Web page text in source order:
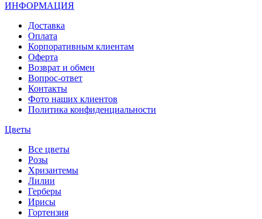
ИНФОРМАЦИЯ
Доставка
Оплата
Корпоративным клиентам
Оферта
Возврат и обмен
Вопрос-ответ
Контакты
Фото наших клиентов
Политика конфиденциальности
Цветы
Все цветы
Розы
Хризантемы
Лилии
Герберы
Ирисы
Гортензия